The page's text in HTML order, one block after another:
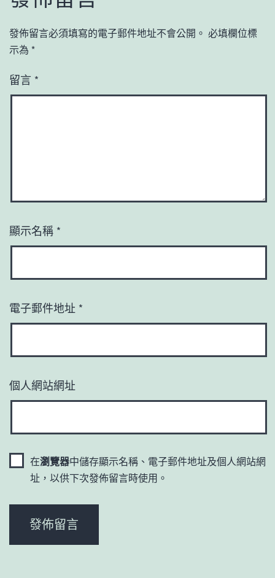
發佈留言必須填寫的電子郵件地址不會公開。 必填欄位標
示為 *
留言 *
顯示名稱 *
電子郵件地址 *
個人網站網址
在瀏覽器中儲存顯示名稱、電子郵件地址及個人網站網
址，以供下次發佈留言時使用。